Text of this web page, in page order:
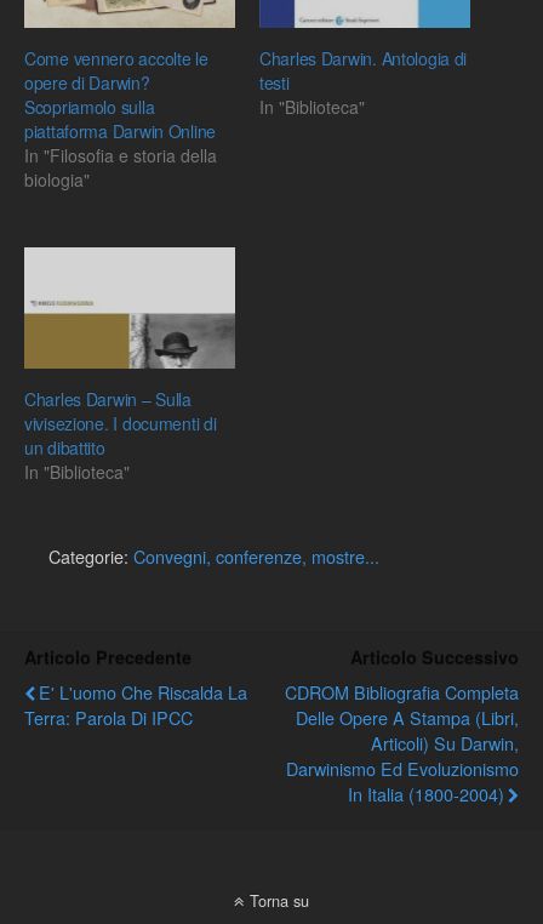
Come vennero accolte le
opere di Darwin?
Scopriamolo sulla
piattaforma Darwin Online
In "Filosofia e storia della
biologia"
Charles Darwin. Antologia di
testi
In "Biblioteca"
Charles Darwin – Sulla
vivisezione. I documenti di
un dibattito
In "Biblioteca"
Categorie: Convegni, conferenze, mostre...
Articolo Precedente
E' L'uomo Che Riscalda La
Terra: Parola Di IPCC
Articolo Successivo
CDROM Bibliografia Completa
Delle Opere A Stampa (libri,
Articoli) Su Darwin,
Darwinismo Ed Evoluzionismo
In Italia (1800-2004)
Torna su